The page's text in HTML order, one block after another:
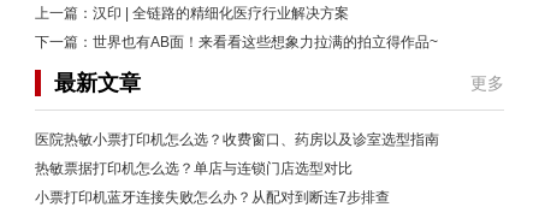
上一篇： 汉印 | 全链路的精细化医疗行业解决方案
下一篇： 世界也有AB面！来看看这些想象力拉满的拍立得作品~
最新文章 更多
医院热敏小票打印机怎么选？收费窗口、药房以及诊室选型指南
热敏票据打印机怎么选？单店与连锁门店选型对比
小票打印机蓝牙连接失败怎么办？从配对到断连7步排查